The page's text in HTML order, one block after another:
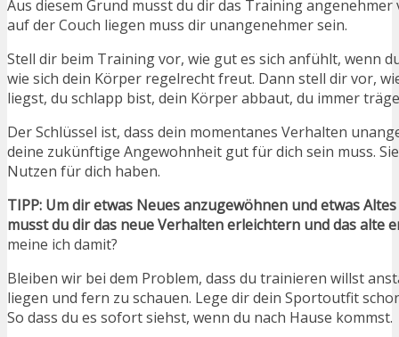
Aus diesem Grund musst du dir das Training
auf der Couch liegen muss dir unangenehmer sein.
Stell dir beim Training vor, wie gut es sich anfühlt, wenn
wie sich dein Körper regelrecht freut. Dann stell dir vor,
liegst, du schlapp bist, dein Körper abbaut, du immer
Der Schlüssel ist, dass dein momentanes Verhalten
deine zukünftige Angewohnheit gut für dich sein muss.
Nutzen für dich haben.
TIPP: Um dir etwas Neues anzugewöhnen und etwas
musst du dir das neue Verhalten erleichtern und das alte
meine ich damit?
Bleiben wir bei dem Problem, dass du trainieren willst
liegen und fern zu schauen. Lege dir dein Sportoutfit
So dass du es sofort siehst, wenn du nach Hause kommst.